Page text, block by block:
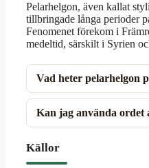
Pelarhelgon, även kallat
tillbringade långa perioder
Fenomenet förekom i
medeltid, särskilt i Syrien
Vad heter pelarhelgon
Kan jag använda ordet
Källor